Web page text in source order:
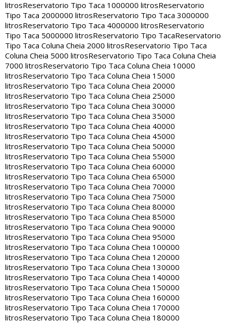
litrosReservatorio Tipo Taca 1000000 litrosReservatorio
Tipo Taca 2000000 litrosReservatorio Tipo Taca 3000000
litrosReservatorio Tipo Taca 4000000 litrosReservatorio
Tipo Taca 5000000 litrosReservatorio Tipo TacaReservatorio
Tipo Taca Coluna Cheia 2000 litrosReservatorio Tipo Taca
Coluna Cheia 5000 litrosReservatorio Tipo Taca Coluna Cheia
7000 litrosReservatorio Tipo Taca Coluna Cheia 10000
litrosReservatorio Tipo Taca Coluna Cheia 15000
litrosReservatorio Tipo Taca Coluna Cheia 20000
litrosReservatorio Tipo Taca Coluna Cheia 25000
litrosReservatorio Tipo Taca Coluna Cheia 30000
litrosReservatorio Tipo Taca Coluna Cheia 35000
litrosReservatorio Tipo Taca Coluna Cheia 40000
litrosReservatorio Tipo Taca Coluna Cheia 45000
litrosReservatorio Tipo Taca Coluna Cheia 50000
litrosReservatorio Tipo Taca Coluna Cheia 55000
litrosReservatorio Tipo Taca Coluna Cheia 60000
litrosReservatorio Tipo Taca Coluna Cheia 65000
litrosReservatorio Tipo Taca Coluna Cheia 70000
litrosReservatorio Tipo Taca Coluna Cheia 75000
litrosReservatorio Tipo Taca Coluna Cheia 80000
litrosReservatorio Tipo Taca Coluna Cheia 85000
litrosReservatorio Tipo Taca Coluna Cheia 90000
litrosReservatorio Tipo Taca Coluna Cheia 95000
litrosReservatorio Tipo Taca Coluna Cheia 100000
litrosReservatorio Tipo Taca Coluna Cheia 120000
litrosReservatorio Tipo Taca Coluna Cheia 130000
litrosReservatorio Tipo Taca Coluna Cheia 140000
litrosReservatorio Tipo Taca Coluna Cheia 150000
litrosReservatorio Tipo Taca Coluna Cheia 160000
litrosReservatorio Tipo Taca Coluna Cheia 170000
litrosReservatorio Tipo Taca Coluna Cheia 180000